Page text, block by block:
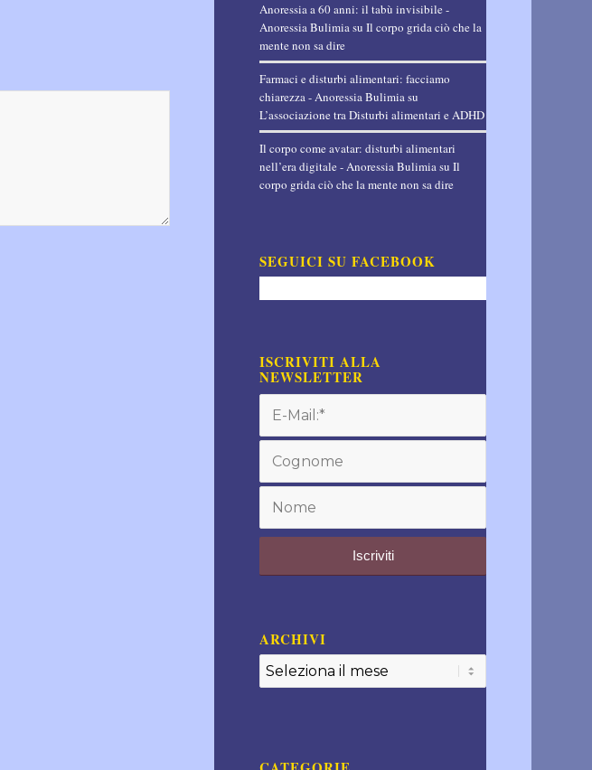
Anoressia a 60 anni: il tabù invisibile -
Anoressia BulimiasuIl corpo grida ciò che la
mente non sa dire
Farmaci e disturbi alimentari: facciamo
chiarezza - Anoressia Bulimiasu
L’associazione tra Disturbi alimentari e ADHD
Il corpo come avatar: disturbi alimentari
nell’era digitale - Anoressia BulimiasuIl
corpo grida ciò che la mente non sa dire
SEGUICI SU FACEBOOK
ISCRIVITI ALLA
NEWSLETTER
ARCHIVI